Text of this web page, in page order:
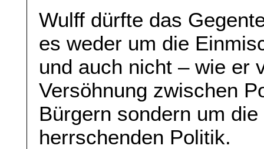
Wulff dürfte das
es weder um die
und auch nicht – wie er
Versöhnung zwischen
Bürgern sondern um
herrschenden Politik.